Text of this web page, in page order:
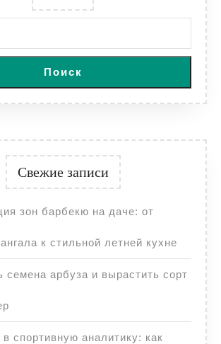
Поиск
Свежие записи
зон барбекю на даче: от
к стильной летней кухне
семена арбуза и вырастить сорт
спортивную аналитику: как